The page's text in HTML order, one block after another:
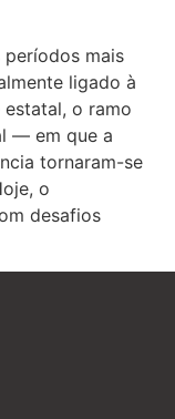
mais
ligado à
o ramo
— em que a
tornaram-se
o
desafios